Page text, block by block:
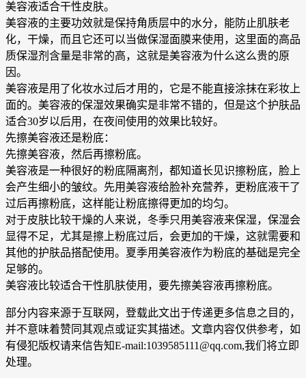
美容液适合干性皮肤。
美容液的主要功效就是保持角质层中的水分，能防止肌肤老
化，干燥，而且它还可以当做保湿面膜来使用，这里面的高品
质保湿剂含量是非常的高，这就是美容液为什么这么贵的原
因。
美容液是用了化妆水过后才用的，它是不能直接涂抹在彩妆上
面的。美容液的保湿效果确实是非常不错的，但是这个护肤品
适合30岁以后用，在夜间使用的效果比较好。
先擦美容液还是粉底：
先擦美容液，然后再擦粉底。
美容液是一种很好的粉底隔离剂，都知道长见识擦粉底，脸上
会产生细小的皱纹。先用美容液给脸补充营养，更粉底液干了
过后再擦粉底，这样能让粉底擦得更加的均匀。
对于皮肤比较干燥的人来说，冬季只用美容液来保湿，保湿会
显得不足，尤其是擦上粉底过后，会更加的干燥，这就需要和
其他的护肤品搭配使用。夏季用美容液作为粉底的基础是完全
足够的。
美容液比较适合干性肌肤使用，要先擦美容液再擦粉底。
部分内容来源于互联网，登载此文出于传递更多信息之目的，
并不意味着赞同其观点或证实其描述。文章内容仅供参考，如
有侵犯版权请来信告知E-mail:1039585111@qq.com,我们将立即
处理。